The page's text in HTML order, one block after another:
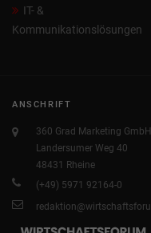
IT- &
Kommunikationslösungen
ANSCHRIFT
360 Grad Marketing GmbH
Landersumer Weg 40
48431 Rheine
(+49) 5971 92164-0